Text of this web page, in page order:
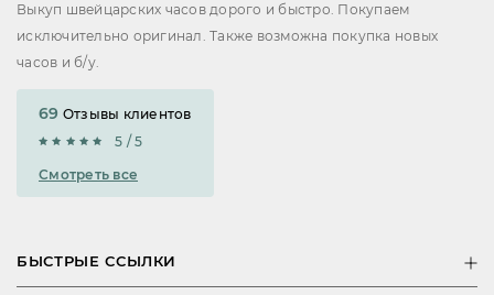
Выкуп швейцарских часов дорого и быстро. Покупаем
исключительно оригинал. Также возможна покупка новых
часов и б/у.
69 Отзывы клиентов
5 / 5
Смотреть все
БЫСТРЫЕ ССЫЛКИ